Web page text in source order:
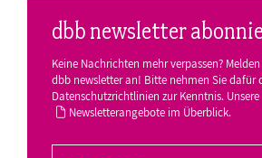
dbb newsletter
Keine Nachrichten mehr verpassen?
dbb newsletter an! Bitte nehmen Sie dafür
Datenschutzrichtlinien zur Kenntnis. Unsere
Newsletterangeboteim Überblick.